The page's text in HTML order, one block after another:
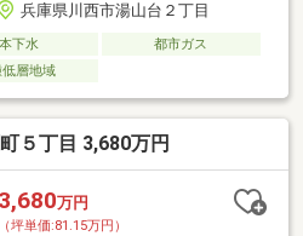
兵庫県川西市湯山台２丁目
本下水
都市ガス
低層地域
５丁目 3,680万円
3,680万円
（坪単価:81.15万円）